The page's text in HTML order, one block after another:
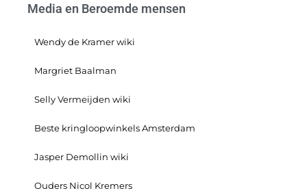
Media en Beroemde mensen
Wendy de Kramer wiki
Margriet Baalman
Selly Vermeijden wiki
Beste kringloopwinkels Amsterdam
Jasper Demollin wiki
Ouders Nicol Kremers